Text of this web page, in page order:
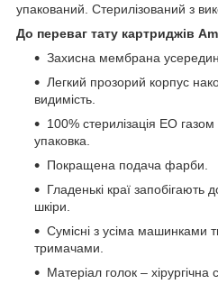
упакований. Стерилізований з
До переваг тату картриджів
Захисна мембрана
Легкий прозорий корпус
видимість.
100% стерилізація EO газом
упаковка.
Покращена подача фарби.
Гладенькі краї
шкіри.
Сумісні з усіма машинками
тримачами.
Матеріал голок – хірургічна